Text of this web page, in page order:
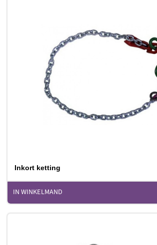
Inkort ketting
IN WINKELMAND